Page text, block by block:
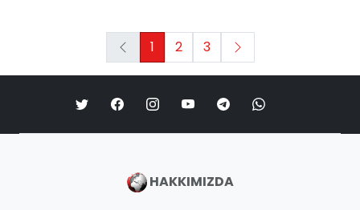
1 2 3
HAKKIMIZDA